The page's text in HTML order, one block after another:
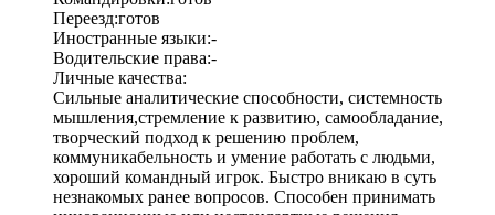
Переезд:готов
Иностранные языки:-
Водительские права:-
Личные качества:
Сильные аналитические способности, системность
мышления,стремление к развитию, самообладание,
творческий подход к решению проблем,
коммуникабельность и умение работать с людьми,
хороший командный игрок. Быстро вникаю в суть
незнакомых ранее вопросов. Способен принимать